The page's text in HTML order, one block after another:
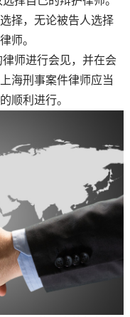
择，无论被告人选择
师。
师进行会见，并在会
海刑事案件律师应当
顺利进行。